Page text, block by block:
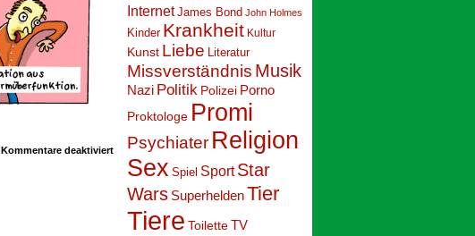
Kommentare deaktiviertfür
Schoolpeppers
Internet James Bond John Holmes
Kinder Krankheit Kultur
Kunst Liebe Literatur
Missverständnis Musik
Nazi Politik Polizei Porno
Proktologe Promi
Psychiater Religion
Sex Spiel Sport Star
Wars SuperheldenTier
Tiere ToiletteTV